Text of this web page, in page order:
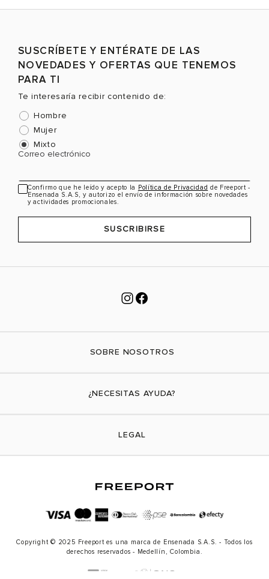
SUSCRÍBETE Y ENTÉRATE DE LAS
NOVEDADES Y OFERTAS QUE TENEMOS
PARA TI
Te interesaría recibir contenido de:
Hombre
Mujer
Mixto
Correo electrónico
Confirmo que he leído y acepto la Política de Privacidad de Freeport -
Ensenada S.A.S, y autorizo el envío de información sobre novedades
y actividades promocionales.
SUSCRIBIRSE
SOBRE NOSOTROS
¿NECESITAS AYUDA?
Cambios y devoluciones
LEGAL
Términos y condiciones
Política de transparencia
Política de cookies
Copyright © 2025 Freeport es una marca de Ensenada S.A.S. - Todos los
derechos reservados - Medellín, Colombia.